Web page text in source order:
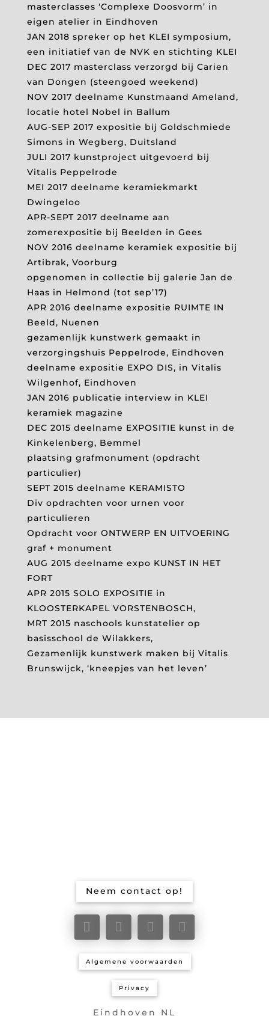
masterclasses ‘Complexe Doosvorm’ in
eigen atelier in Eindhoven
JAN 2018 spreker op het KLEI symposium,
een initiatief van de NVK en stichting KLEI
DEC 2017 masterclass verzorgd bij Carien
van Dongen (steengoed weekend)
NOV 2017 deelname Kunstmaand Ameland,
locatie hotel Nobel in Ballum
AUG-SEP 2017 expositie bij Goldschmiede
Simons in Wegberg, Duitsland
JULI 2017 kunstproject uitgevoerd bij
Vitalis Peppelrode
MEI 2017 deelname keramiekmarkt
Dwingeloo
APR-SEPT 2017 deelname aan
zomerexpositie bij Beelden in Gees
NOV 2016 deelname keramiek expositie bij
Artibrak, Voorburg
opgenomen in collectie bij galerie Jan de
Haas in Helmond (tot sep’17)
APR 2016 deelname expositie RUIMTE IN
Beeld, Nuenen
gezamenlijk kunstwerk gemaakt in
verzorgingshuis Peppelrode, Eindhoven
deelname expositie EXPO DIS, in Vitalis
Wilgenhof, Eindhoven
JAN 2016 publicatie interview in KLEI
keramiek magazine
DEC 2015 deelname EXPOSITIE kunst in de
Kinkelenberg, Bemmel
plaatsing grafmonument (opdracht
particulier)
SEPT 2015 deelname KERAMISTO
Div opdrachten voor urnen voor
particulieren
Opdracht voor ONTWERP EN UITVOERING
graf + monument
AUG 2015 deelname expo KUNST IN HET
FORT
APR 2015 SOLO EXPOSITIE in
KLOOSTERKAPEL VORSTENBOSCH,
MRT 2015 naschools kunstatelier op
basisschool de Wilakkers,
Gezamenlijk kunstwerk maken bij Vitalis
Brunswijck, ‘kneepjes van het leven’
Neem contact op!
Algemene voorwaarden
Privacy
Eindhoven NL